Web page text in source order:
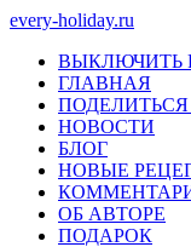
every-holiday.ru
ВЫКЛЮЧИТЬ
ГЛАВНАЯ
НОВОСТИ
БЛОГ
НОВЫЕ
ОБ АВТОРЕ
ПОДАРОК